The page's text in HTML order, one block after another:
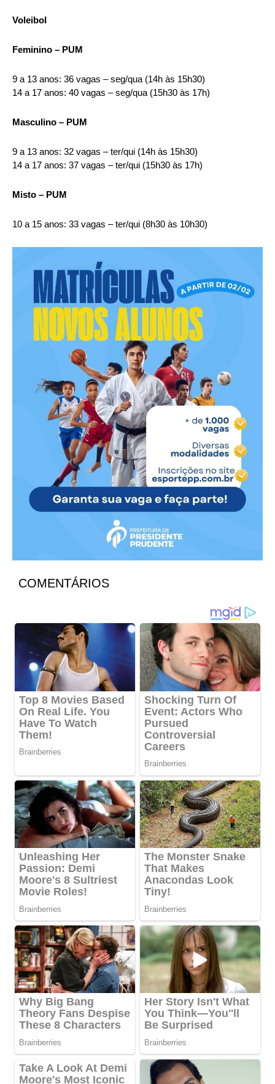
Voleibol
Feminino – PUM
9 a 13 anos: 36 vagas – seg/qua (14h às 15h30)
14 a 17 anos: 40 vagas – seg/qua (15h30 às 17h)
Masculino – PUM
9 a 13 anos: 32 vagas – ter/qui (14h às 15h30)
14 a 17 anos: 37 vagas – ter/qui (15h30 às 17h)
Misto – PUM
10 a 15 anos: 33 vagas – ter/qui (8h30 às 10h30)
COMENTÁRIOS